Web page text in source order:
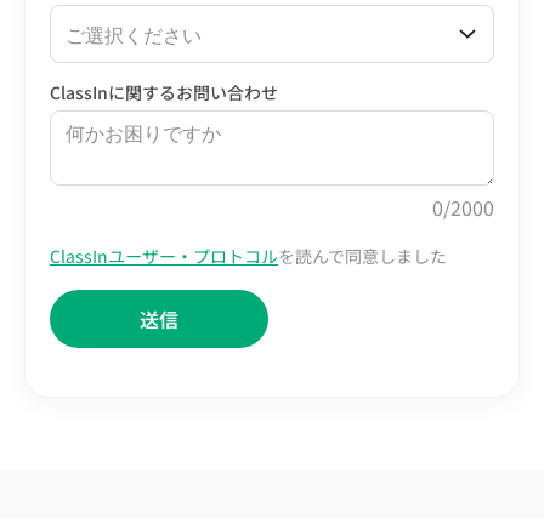
ご選択ください
ClassInに関するお問い合わせ
0/2000
ClassInユーザー・プロトコルを読んで同意しました
送信